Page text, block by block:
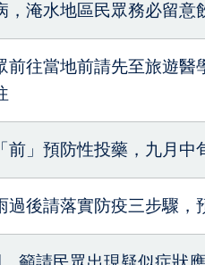
，淹水地區民眾務必留意
前往當地前請先至旅遊醫
前」預防性投藥，九月中
過後請落實防疫三步驟，